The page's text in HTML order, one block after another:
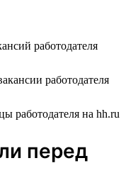
работодателя
работодателя
работодателя на hh.ru
перед